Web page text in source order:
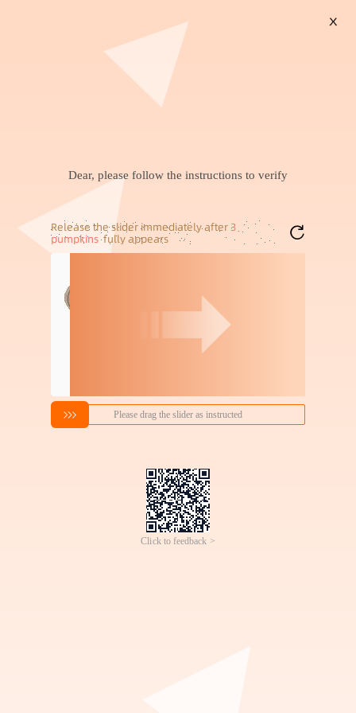
暂未找到兴趣商品，可以试试搜索喜欢的商品
搜索喜欢的商品
X